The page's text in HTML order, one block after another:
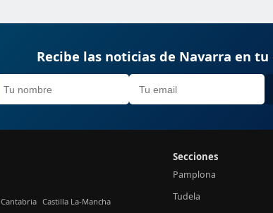
Recibe las noticias de Navarra en
Cantabria Castilla La-Mancha
Secciones
Pamplona
Tudela